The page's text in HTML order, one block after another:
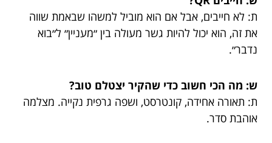
ת: לא חייבים, אבל אם הוא מוביל למשהו שבאמת שווה
את זה, הוא יכול להיות גשר מעולה בין ״מעניין״ ל״בוא
נדבר״.
ש: מה הכי חשוב כדי שהקיר יצטלם טוב?
ת: תאורה אחידה, קונטרסט, ושפה גרפית נקייה. מצלמה
אוהבת סדר.